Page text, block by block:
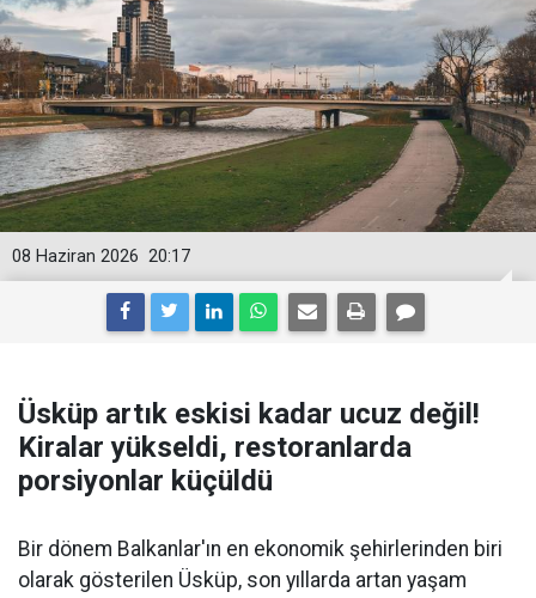
20:17
08 Haziran 2026
Üsküp artık eskisi kadar ucuz değil!
Kiralar yükseldi, restoranlarda
porsiyonlar küçüldü
Bir dönem Balkanlar'ın en ekonomik şehirlerinden biri
olarak gösterilen Üsküp, son yıllarda artan yaşam